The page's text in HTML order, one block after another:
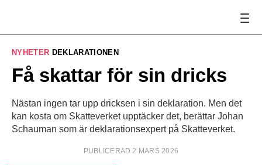
NYHETER DEKLARATIONEN
Få skattar för sin dricks
Nästan ingen tar upp dricksen i sin deklaration. Men det
kan kosta om Skatteverket upptäcker det, berättar Johan
Schauman som är deklarationsexpert på Skatteverket.
PUBLICERAD 2 MARS 2026